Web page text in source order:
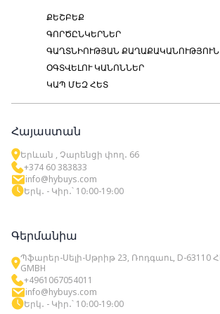
ՔԵՇԲԵՔ
ԳՈՐԾԸՆԿԵՐՆԵՐ
ԳԱՂՏՆԻՈՒԹՅԱՆ ՔԱՂԱՔԱԿԱՆՈՒԹՅՈՒՆ
ՕԳՏՎԵԼՈՒ ԿԱՆՈՆՆԵՐ
ԿԱՊ ՄԵԶ ՀԵՏ
Հայաստան
Երևան , Չարենցի փող․ 66
+374 60 383833
info@hybuys.com
Երկ․ - Կիր․՝ 10։00-19։00
Գերմանիա
Պֆարեր-Սելի-Սթրիթ 23, Ռոդգաու, D-63110
GMBH
+4961067054011
info@hybuys.com
Երկ․ - Կիր․՝ 10։00-19։00